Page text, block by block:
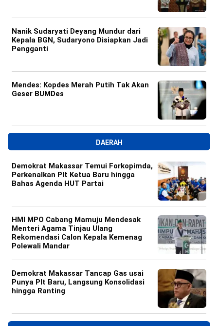
Nanik Sudaryati Deyang Mundur dari
Kepala BGN, Sudaryono Disiapkan Jadi
Pengganti
Mendes: Kopdes Merah Putih Tak Akan
Geser BUMDes
DAERAH
Demokrat Makassar Temui Forkopimda,
Perkenalkan Plt Ketua Baru hingga
Bahas Agenda HUT Partai
HMI MPO Cabang Mamuju Mendesak
Menteri Agama Tinjau Ulang
Rekomendasi Calon Kepala Kemenag
Polewali Mandar
Demokrat Makassar Tancap Gas usai
Punya Plt Baru, Langsung Konsolidasi
hingga Ranting